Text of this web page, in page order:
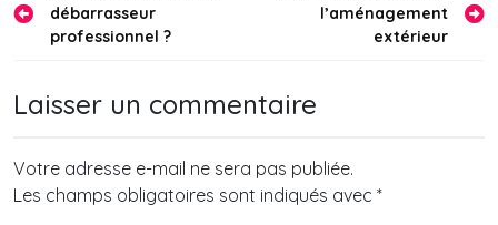
de
débarrasseur
professionnel ?
l’aménagement
extérieur
Laisser un commentaire
Votre adresse e-mail ne sera pas publiée.
Les champs obligatoires sont indiqués avec *